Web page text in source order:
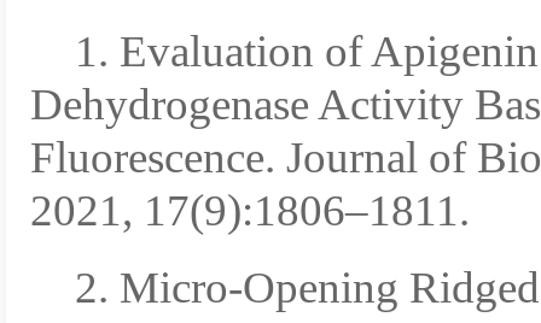
1. Evaluation of
Dehydrogenase Activity
Fluorescence. Journal of
2021, 17(9):1806–1811.
2. Micro-Opening